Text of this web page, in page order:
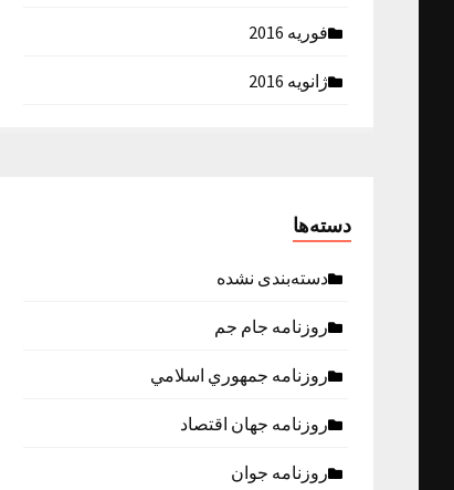
فوریه 2016
ژانویه 2016
دسته‌ها
دسته‌بندی نشده
روزنامه جام جم
روزنامه جمهوري اسلامي
روزنامه جهان اقتصاد
روزنامه جوان